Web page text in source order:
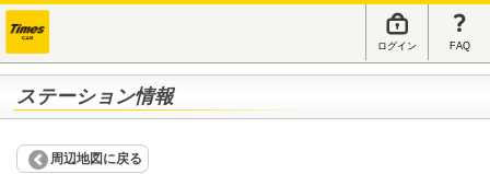
ログイン FAQ
ステーション情報
周辺地図に戻る